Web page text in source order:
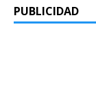
PUBLICIDAD